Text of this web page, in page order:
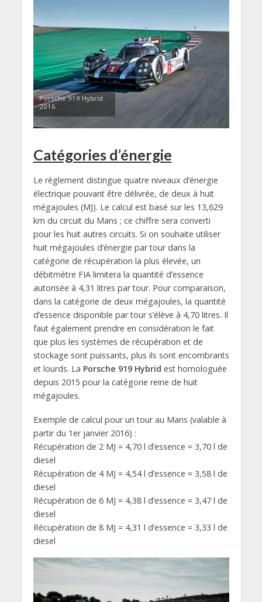
Porsche 919 Hybrid
2016
Catégories d’énergie
Le règlement distingue quatre niveaux d’énergie
électrique pouvant être délivrée, de deux à huit
mégajoules (MJ). Le calcul est basé sur les 13,629
km du circuit du Mans ; ce chiffre sera converti
pour les huit autres circuits. Si on souhaite utiliser
huit mégajoules d’énergie par tour dans la
catégorie de récupération la plus élevée, un
débitmètre FIA limitera la quantité d’essence
autorisée à 4,31 litres par tour. Pour comparaison,
dans la catégorie de deux mégajoules, la quantité
d’essence disponible par tour s’élève à 4,70 litres. Il
faut également prendre en considération le fait
que plus les systèmes de récupération et de
stockage sont puissants, plus ils sont encombrants
et lourds. La Porsche 919 Hybrid est homologuée
depuis 2015 pour la catégorie reine de huit
mégajoules.
Exemple de calcul pour un tour au Mans (valable à
partir du 1er janvier 2016) :
Récupération de 2 MJ = 4,70 l d’essence = 3,70 l de
diesel
Récupération de 4 MJ = 4,54 l d’essence = 3,58 l de
diesel
Récupération de 6 MJ = 4,38 l d’essence = 3,47 l de
diesel
Récupération de 8 MJ = 4,31 l d’essence = 3,33 l de
diesel